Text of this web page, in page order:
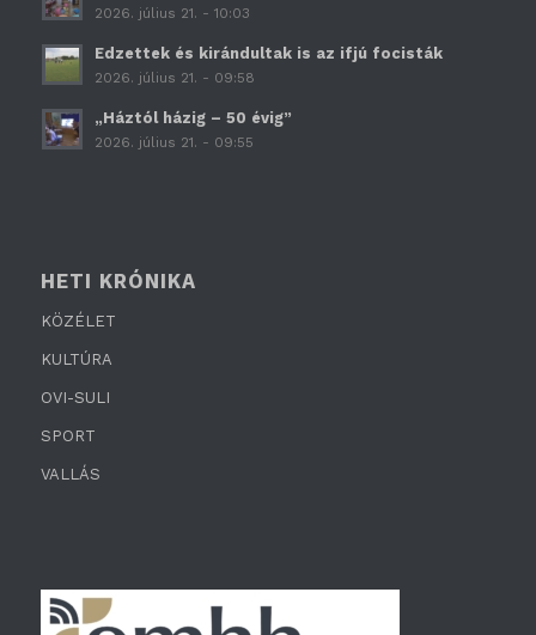
2026. július 21. - 10:03
Edzettek és kirándultak is az ifjú focisták
2026. július 21. - 09:58
„Háztól házig – 50 évig”
2026. július 21. - 09:55
HETI KRÓNIKA
KÖZÉLET
KULTÚRA
OVI-SULI
SPORT
VALLÁS